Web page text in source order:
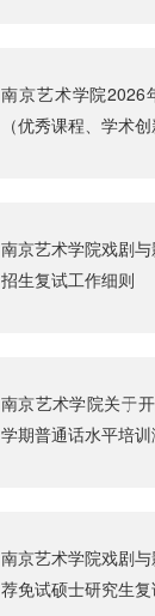
南京艺术学院2026
（优秀课程、学术
南京艺术学院戏剧
招生复试工作细则
南京艺术学院关于
学期普通话水平培
南京艺术学院戏剧
荐免试硕士研究生